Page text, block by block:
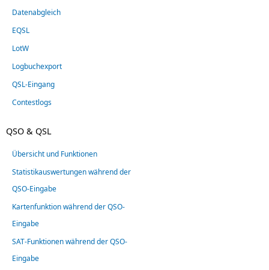
Datenabgleich
EQSL
LotW
Logbuchexport
QSL-Eingang
Contestlogs
QSO & QSL
Übersicht und Funktionen
Statistikauswertungen während der
QSO-Eingabe
Kartenfunktion während der QSO-
Eingabe
SAT-Funktionen während der QSO-
Eingabe